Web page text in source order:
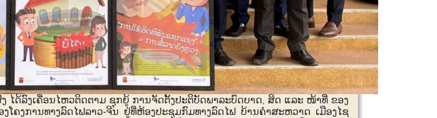
ໄດ້ລົງເຄື່ອນໄຫວຕິດຕາມ ຊຸກຍູ້ ການຈັດຕັ້ງປະຕິບັດພາລະບົດບາດ ສິດ ແລະ ໜ້າທີ່ ຂອງ
ໂຄງການທາງລົດໄຟລາວ-ຈີນ ຢູ່ທີ່ຫ້ອງປະຊຸມກົມທາງລົດໄຟ ບ້ານຄຳສະຫວາດ ເມືອງໄຊ